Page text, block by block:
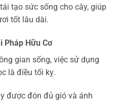
tạo sức sống cho cây, giúp
tốt lâu dài.
Pháp Hữu Cơ
gian sống, việc sử dụng
là điều tối kỵ.
được đón đủ gió và ánh